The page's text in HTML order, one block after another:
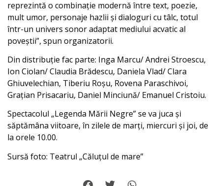
reprezintă o combinație modernă între text, poezie,
mult umor, personaje hazlii și dialoguri cu tâlc, totul
într-un univers sonor adaptat mediului acvatic al
poveștii”, spun organizatorii.
Din distribuție fac parte: Inga Marcu/ Andrei Stroescu,
Ion Ciolan/ Claudia Brădescu, Daniela Vlad/ Clara
Ghiuvelechian, Tiberiu Roșu, Rovena Paraschivoi,
Grațian Prisacariu, Daniel Minciună/ Emanuel Cristoiu.
Spectacolul „Legenda Mării Negre” se va juca și
săptămâna viitoare, în zilele de marți, miercuri și joi, de
la orele 10.00.
Sursă foto: Teatrul „Căluțul de mare”